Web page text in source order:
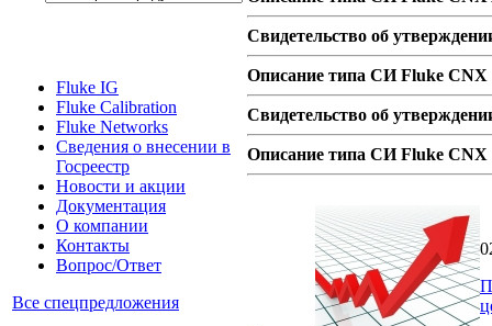
Fluke IG
Fluke Calibration
Fluke Networks
Сведения о внесении в
Госреестр
Новости и акции
Документация
О компании
Контакты
Вопрос/Ответ
Все спецпредложения
Свидетельство об
Описание типа СИ Fluke CNX
Свидетельство об
Описание типа СИ Fluke CNX